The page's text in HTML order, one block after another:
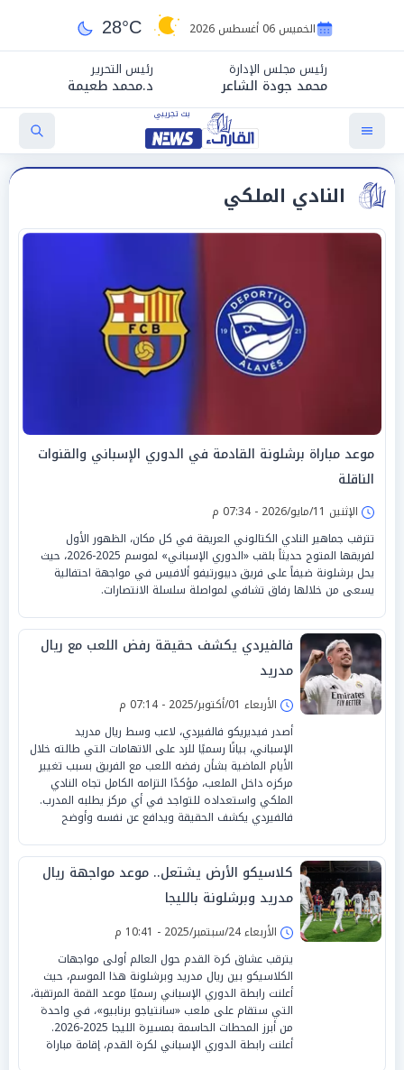
الخميس 06 أغسطس 2026 28°C
رئيس مجلس الإدارة
محمد جودة الشاعر
رئيس التحرير
د.محمد طعيمة
النادي الملكي
موعد مباراة برشلونة القادمة في الدوري الإسباني والقنوات
الناقلة
الإثنين 11/مايو/2026 - 07:34 م
تترقب جماهير النادي الكتالوني العريقة في كل مكان، الظهور الأول
لفريقها المتوج حديثاً بلقب «الدوري الإسباني» لموسم 2025-2026، حيث
يحل برشلونة ضيفاً على فريق ديبورتيفو ألافيس في مواجهة احتفالية
يسعى من خلالها رفاق تشافي لمواصلة سلسلة الانتصارات.
فالفيردي يكشف حقيقة رفض اللعب مع ريال
مدريد
الأربعاء 01/أكتوبر/2025 - 07:14 م
أصدر فيديريكو فالفيردي، لاعب وسط ريال مدريد
الإسباني، بيانًا رسميًا للرد على الاتهامات التي طالته خلال
الأيام الماضية بشأن رفضه اللعب مع الفريق بسبب تغيير
مركزه داخل الملعب، مؤكدًا التزامه الكامل تجاه النادي
الملكي واستعداده للتواجد في أي مركز يطلبه المدرب.
فالفيردي يكشف الحقيقة ويدافع عن نفسه وأوضح
كلاسيكو الأرض يشتعل.. موعد مواجهة ريال
مدريد وبرشلونة بالليجا
الأربعاء 24/سبتمبر/2025 - 10:41 م
يترقب عشاق كرة القدم حول العالم أولى مواجهات
الكلاسيكو بين ريال مدريد وبرشلونة هذا الموسم، حيث
أعلنت رابطة الدوري الإسباني رسميًا موعد القمة المرتقبة،
التي ستقام على ملعب «سانتياجو برنابيو»، في واحدة
من أبرز المحطات الحاسمة بمسيرة الليجا 2025-2026.
أعلنت رابطة الدوري الإسباني لكرة القدم، إقامة مباراة